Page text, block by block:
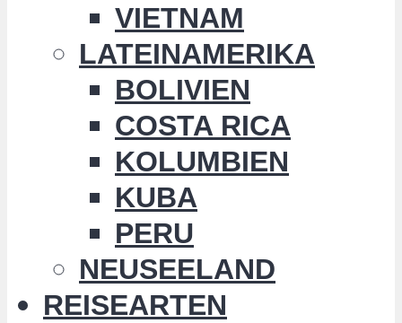
VIETNAM
LATEINAMERIKA
BOLIVIEN
COSTA RICA
KOLUMBIEN
KUBA
PERU
NEUSEELAND
REISEARTEN